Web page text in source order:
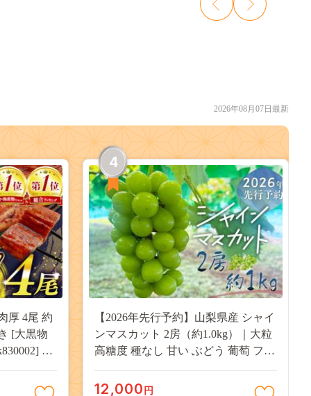
2026年08月07日最新
厚 4尾 約
[大黒物
不
かば焼
4
【2026年先行予約】山梨県産 シャイ
ンマスカット 2房（約1.0kg）｜大粒
高糖度 種なし 甘い ぶどう 葡萄 フル
JX003
12,000 円